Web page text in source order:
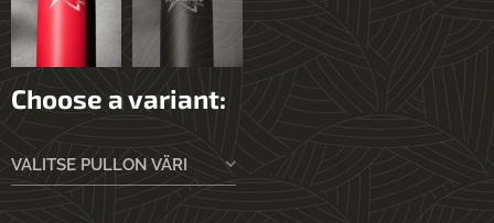
Choose a variant:
VALITSE PULLON VÄRI